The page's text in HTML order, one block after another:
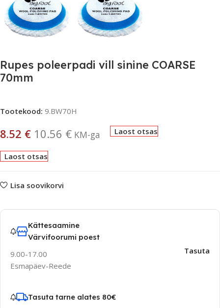
Rupes poleerpadi vill sinine COARSE
70mm
Tootekood: 9.BW70H
8.52 € 10.56 € KM-ga Laost otsas
Laost otsas
Lisa soovikorvi
Kättesaamine
Värvifoorumi poest
9.00-17.00
Esmapäev-Reede
Tasuta
Tasuta tarne alates 80€